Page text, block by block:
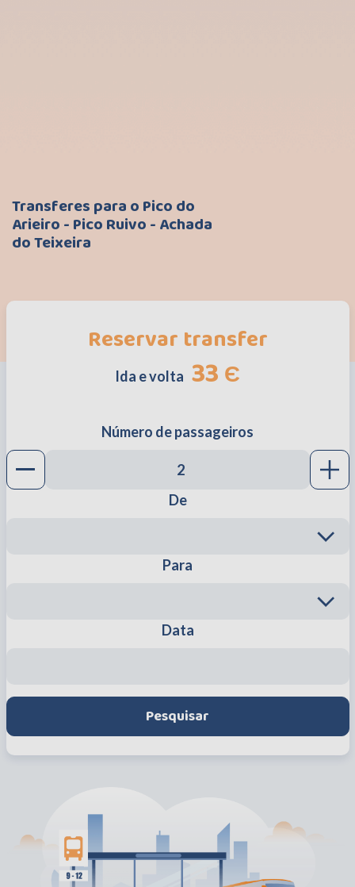
Transferes para o Pico do
Arieiro - Pico Ruivo - Achada
do Teixeira
Reservar transfer
Ida e volta 33 Є
Número de passageiros
Decrease button
De
Para
Data
Pesquisar